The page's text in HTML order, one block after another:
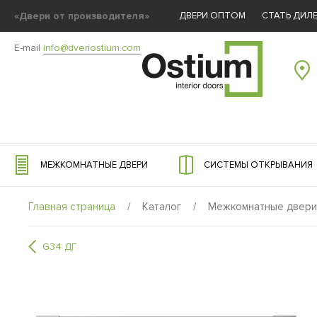
«Двери от производителя» ДВЕРИ ОПТОМ СТАТЬ
E-mail info@dveriostium.com
МЕЖКОМНАТНЫЕ ДВЕРИ СИСТЕМЫ ОТКРЫВАНИЯ
Главная страница / Каталог / Межкомнатные двери
G34 ДГ